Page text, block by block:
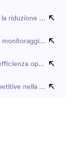
riduzione dei costi
delle
operativa?
nella mia attività?